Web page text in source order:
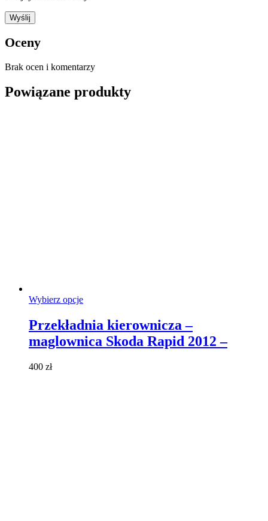
Oceny
Brak ocen i komentarzy
Powiązane produkty
Wybierz opcjeTen
ma
wiele
wariantów.
Przekładnia kierownicza –
maglownica Skoda Rapid 2012 –
400 zł